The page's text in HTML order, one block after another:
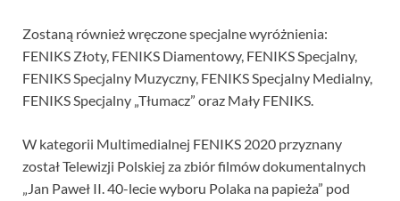
Zostaną również wręczone specjalne wyróżnienia:
FENIKS Złoty, FENIKS Diamentowy, FENIKS Specjalny,
FENIKS Specjalny Muzyczny, FENIKS Specjalny Medialny,
FENIKS Specjalny „Tłumacz” oraz Mały FENIKS.
W kategorii Multimedialnej FENIKS 2020 przyznany
został Telewizji Polskiej za zbiór filmów dokumentalnych
„Jan Paweł II. 40-lecie wyboru Polaka na papieża” pod